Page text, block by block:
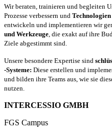
Wir beraten, trainieren und begleiten
Prozesse verbessern und
entwickeln und implementieren wir
und Werkzeuge, die exakt auf ihre
Ziele abgestimmt sind.
Unsere besondere Expertise sind
-Systeme: Diese erstellen und
und bilden ihre Teams aus, wie sie
nutzen.
INTERCESSIO GMBH
FGS Campus